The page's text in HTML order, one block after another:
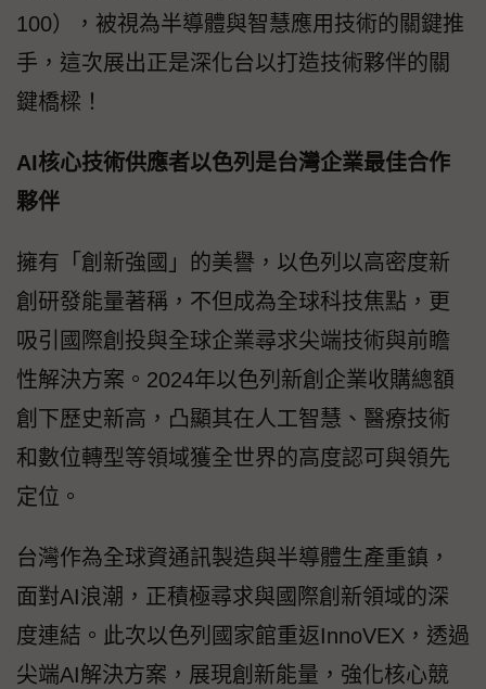
100），被視為半導體與智慧應用技術的關鍵推
手，這次展出正是深化台以打造技術夥伴的關
鍵橋樑！
AI核心技術供應者以色列是台灣企業最佳合作
夥伴
擁有「創新強國」的美譽，以色列以高密度新
創研發能量著稱，不但成為全球科技焦點，更
吸引國際創投與全球企業尋求尖端技術與前瞻
性解決方案。2024年以色列新創企業收購總額
創下歷史新高，凸顯其在人工智慧、醫療技術
和數位轉型等領域獲全世界的高度認可與領先
定位。
台灣作為全球資通訊製造與半導體生產重鎮，
面對AI浪潮，正積極尋求與國際創新領域的深
度連結。此次以色列國家館重返InnoVEX，透過
尖端AI解決方案，展現創新能量，強化核心競